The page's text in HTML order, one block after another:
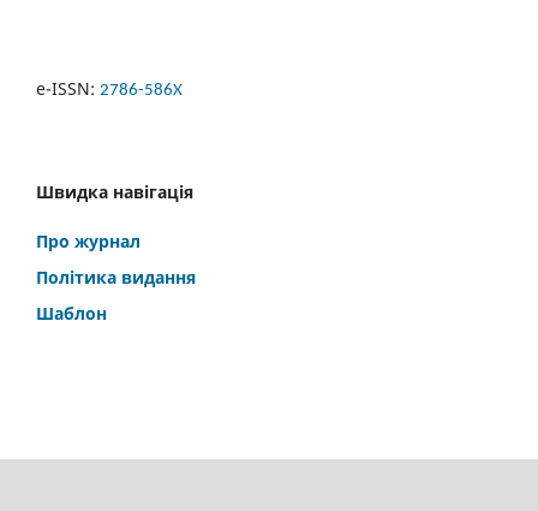
e-ISSN: 2786-586X
Швидка навігація
Про журнал
Політика видання
Шаблон